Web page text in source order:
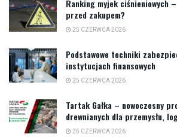
Ranking myjek ciśnieniowych
przed zakupem?
25 CZERWCA 2026
Podstawowe techniki
instytucjach finansowych
25 CZERWCA 2026
Tartak Gałka – nowoczesny
drewnianych dla przemysłu,
25 CZERWCA 2026